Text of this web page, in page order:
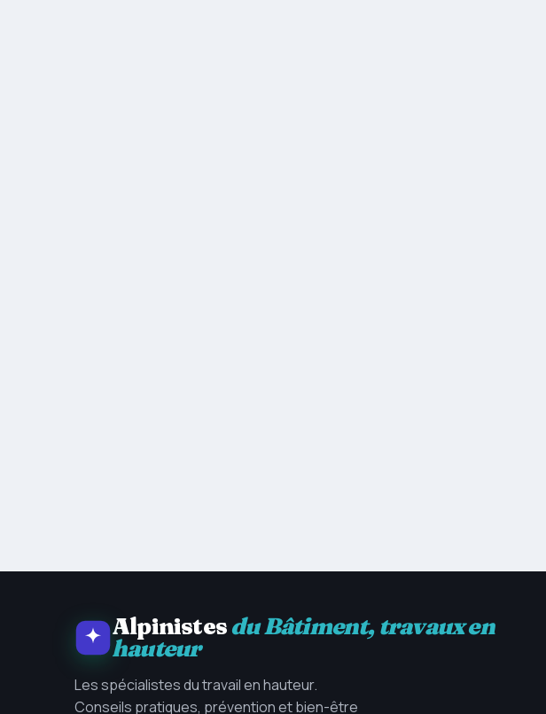
Alpinistesdu Bâtiment, travaux en
hauteur
Les spécialistes du travail en hauteur.
Conseils pratiques, prévention et bien-être